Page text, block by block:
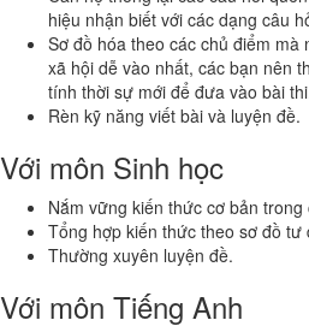
hiệu nhận biết với các dạng câu
Sơ đồ hóa theo các chủ điểm mà
xã hội dễ vào nhất, các bạn nên
tính thời sự mới để đưa vào bài
Rèn kỹ năng viết bài và luyện đề.
Với môn Sinh học
Nắm vững kiến thức cơ bản
Tổng hợp kiến thức theo sơ đồ tư
Thường xuyên luyện đề.
Với môn Tiếng Anh